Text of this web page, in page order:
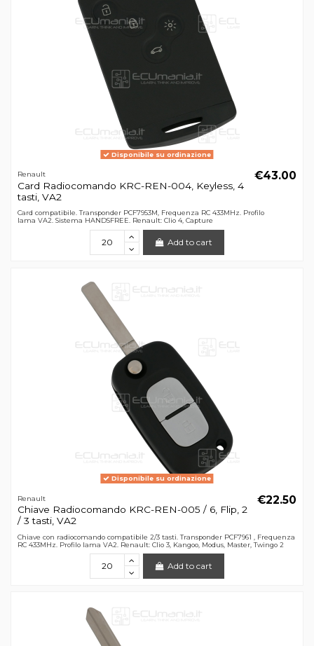
Disponibile su ordinazione
Renault
Card Radiocomando KRC-REN-004, Keyless, 4
tasti, VA2
€43.00
Card compatibile. Transponder PCF7953M, Frequenza RC 433MHz. Profilo
lama VA2. Sistema HANDSFREE. Renault: Clio 4, Capture
Add to cart
Disponibile su ordinazione
Renault
Chiave Radiocomando KRC-REN-005 / 6, Flip, 2
/ 3 tasti, VA2
€22.50
Chiave con radiocomando compatibile 2/3 tasti. Transponder PCF7961 , Frequenza
RC 433MHz. Profilo lama VA2. Renault: Clio 3, Kangoo, Modus, Master, Twingo 2
Add to cart